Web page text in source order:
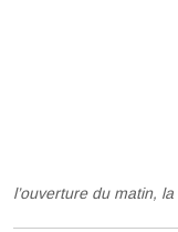
l’ouverture du matin,